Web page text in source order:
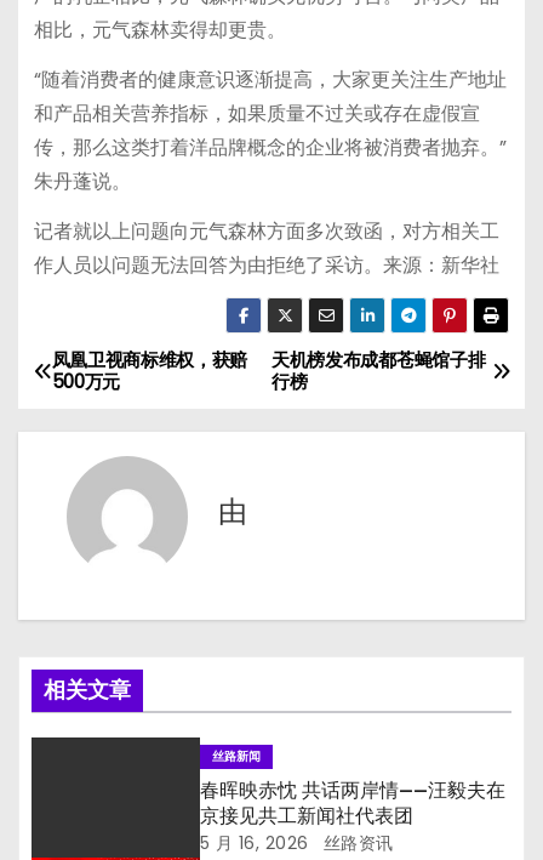
相比，元气森林卖得却更贵。
“随着消费者的健康意识逐渐提高，大家更关注生产地址
和产品相关营养指标，如果质量不过关或存在虚假宣
传，那么这类打着洋品牌概念的企业将被消费者抛弃。”
朱丹蓬说。
记者就以上问题向元气森林方面多次致函，对方相关工
作人员以问题无法回答为由拒绝了采访。来源：新华社
文
章
航
天机榜发布成都苍蝇馆子排
行榜
凤凰卫视商标维权，获赔
500万元
由
相关文章
丝路新闻
春晖映赤忱 共话两岸情——汪毅夫在
京接见共工新闻社代表团
5 月 16, 2026 丝路资讯